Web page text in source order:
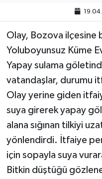
Olay, Bozova ilçesine
Yoluboyunsuz Küme
Yapay sulama
vatandaşlar, durumu
Olay yerine giden
suya girerek yapay
alana sığınan tilkiyi
yönlendirdi. İtfaiye
için sopayla suya
Bitkin düştüğü